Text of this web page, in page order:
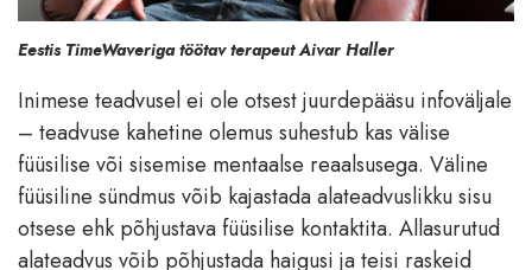
Eestis TimeWaveriga töötav terapeut Aivar Haller
Inimese teadvusel ei ole otsest juurdepääsu infoväljale
– teadvuse kahetine olemus suhestub kas välise
füüsilise või sisemise mentaalse reaalsusega. Väline
füüsiline sündmus võib kajastada alateadvuslikku sisu
otsese ehk põhjustava füüsilise kontaktita. Allasurutud
alateadvus võib põhjustada haigusi ja teisi raskeid